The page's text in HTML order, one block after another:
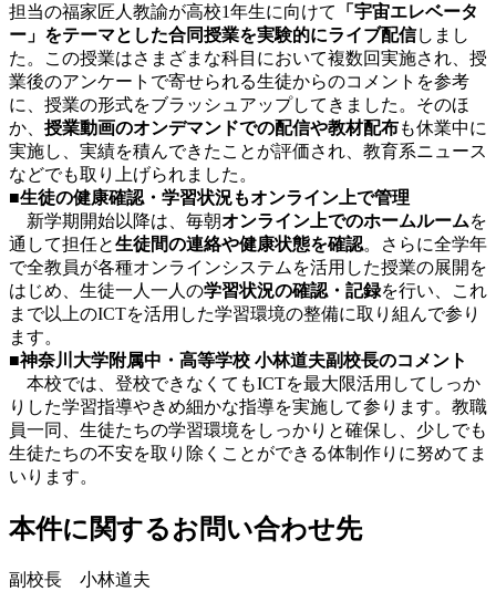
担当の福家匠人教諭が高校1年生に向けて
「宇宙エレベータ
ー」をテーマとした合同授業を実験的にライブ配信しまし
た。この授業はさまざまな科目において複数回実施され、授
業後のアンケートで寄せられる生徒からのコメントを参考
に、授業の形式をブラッシュアップしてきました。そのほ
か、 授業動画のオンデマンドでの配信や教材配布も休業中に
実施し、実績を積んできたことが評価され、教育系ニュース
などでも取り上げられました。
■生徒の健康確認・学習状況もオンライン上で管理
新学期開始以降は、毎朝オンライン上でのホームルームを
通して担任と生徒間の連絡や健康状態を確認。さらに全学年
で全教員が各種オンラインシステムを活用した授業の展開を
はじめ、生徒一人一人の学習状況の確認・記録を行い、これ
まで以上のICTを活用した学習環境の整備に取り組んで参り
ます。
■神奈川大学附属中・高等学校 小林道夫副校長のコメント
本校では、登校できなくてもICTを最大限活用してしっか
りした学習指導やきめ細かな指導を実施して参ります。教職
員一同、生徒たちの学習環境をしっかりと確保し、少しでも
生徒たちの不安を取り除くことができる体制作りに努めてま
いります。
本件に関するお問い合わせ先
副校長 小林道夫